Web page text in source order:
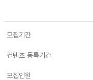
모집기간
컨텐츠 등록기간
모집인원